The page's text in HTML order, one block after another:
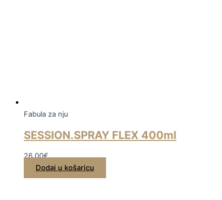
Fabula za nju
SESSION.SPRAY FLEX 400ml
26,00€
Dodaj u košaricu